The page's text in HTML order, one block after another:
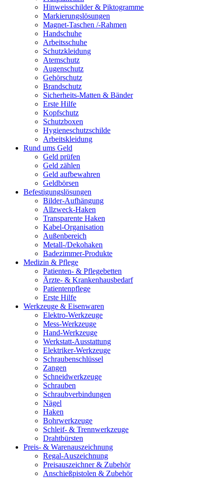
Hinweisschilder & Piktogramme
Markierungslösungen
Magnet-Taschen /-Rahmen
Handschuhe
Arbeitsschuhe
Schutzkleidung
Atemschutz
Augenschutz
Gehörschutz
Brandschutz
Sicherheits-Matten & Bänder
Erste Hilfe
Kopfschutz
Schutzboxen
Hygieneschutzschilde
Arbeitskleidung
Rund ums Geld
Geld prüfen
Geld zählen
Geld aufbewahren
Geldbörsen
Befestigungslösungen
Bilder-Aufhängung
Allzweck-Haken
Transparente Haken
Kabel-Organisation
Außenbereich
Metall-/Dekohaken
Badezimmer-Produkte
Medizin & Pflege
Patienten- & Pflegebetten
Ärzte- & Krankenhausbedarf
Patientenpflege
Erste Hilfe
Werkzeuge & Eisenwaren
Elektro-Werkzeuge
Mess-Werkzeuge
Hand-Werkzeuge
Werkstatt-Ausstattung
Elektriker-Werkzeuge
Schraubenschlüssel
Zangen
Schneidwerkzeuge
Schrauben
Schraubverbindungen
Nägel
Haken
Bohrwerkzeuge
Schleif- & Trennwerkzeuge
Drahtbürsten
Preis- & Warenauszeichnung
Regal-Auszeichnung
Preisauszeichner & Zubehör
Anschießpistolen & Zubehör